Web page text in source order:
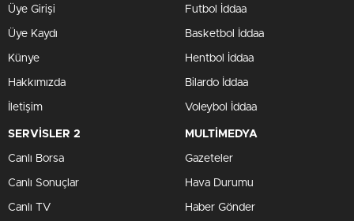
Üye Girişi
Üye Kaydı
Künye
Hakkımızda
İletişim
Futbol İddaa
Basketbol İddaa
Hentbol İddaa
Bilardo İddaa
Voleybol İddaa
SERVİSLER 2
Canlı Borsa
Canlı Sonuçlar
Canlı TV
MULTİMEDYA
Gazeteler
Hava Durumu
Haber Gönder